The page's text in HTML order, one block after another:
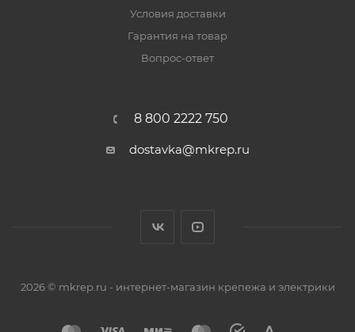
Условия доставки
Гарантия на товар
Вопрос-ответ
8 800 2222 750
dostavka@mkrep.ru
2026 © mkrep.ru - интернет-магазин крепежа и электрики